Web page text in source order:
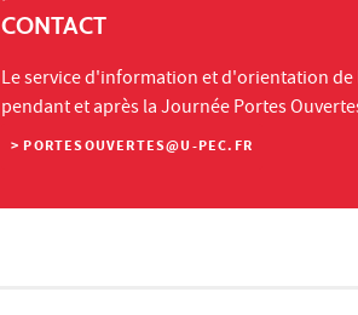
CONTACT
Le service d'information et d'orientation de
pendant et après la Journée Portes
> PORTESOUVERTES@U-PEC.FR